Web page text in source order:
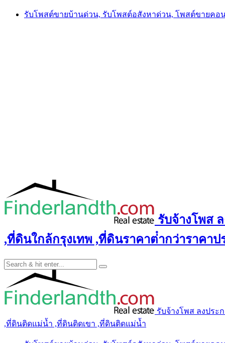
Skip
รับโพสต์ขายบ้านด่วน, รับโพสต์อสังหาด่วน, โพสต์ขายคอ
รับจ้างโพส
,ที่ดินใกล้กรุงเทพ ,ที่ดินราคาต่ํากว่าราค
รับจ้างโพส ลงประ
,ที่ดินติดแม่น้ำ ,ที่ดินติดเขา ,ที่ดินติดแม่น้ำ